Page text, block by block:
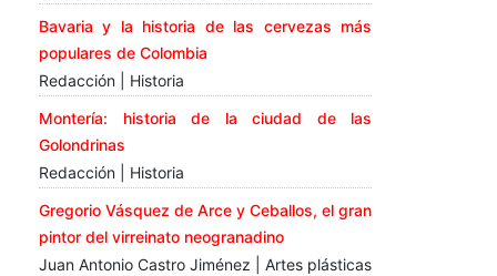
Bavaria y la historia de las cervezas más
populares de Colombia
Redacción | Historia
Montería: historia de la ciudad de las
Golondrinas
Redacción | Historia
Gregorio Vásquez de Arce y Ceballos, el gran
pintor del virreinato neogranadino
Juan Antonio Castro Jiménez | Artes plásticas